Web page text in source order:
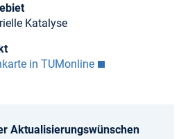
Katalyse
in TUMonline
Aktualisierungswünschen